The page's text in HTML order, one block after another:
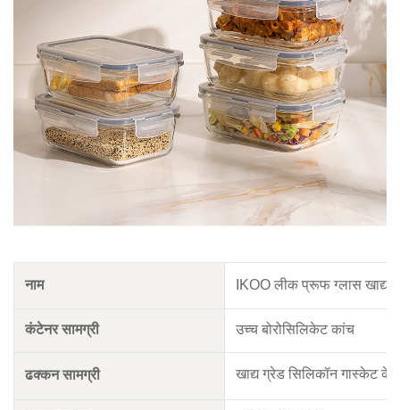
नाम IKOO लीक प्रूफ ग्लास खाद्य
कंटेनर सामग्री उच्च बोरोसिलिकेट कांच
ढक्कन सामग्री खाद्य ग्रेड सिलिकॉन गास्केट के